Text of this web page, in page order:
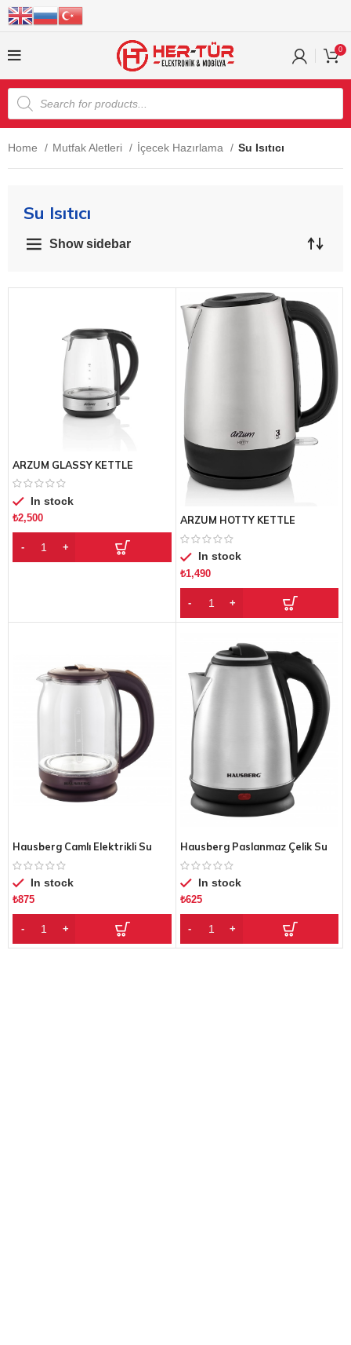
0
Home Mutfak Aletleri İçecek Hazırlama Su Isıtıcı
Su Isıtıcı
Show sidebar
ARZUM GLASSY KETTLE
In stock
₺2,500 ARZUM HOTTY KETTLE
In stock
₺1,490
Hausberg Camlı Elektrikli Su
In stock
₺875
Hausberg Paslanmaz Çelik Su
In stock
₺625